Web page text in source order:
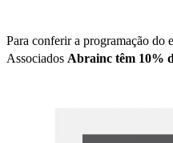
Para conferir a programação do
Associados Abrainc têm 10%